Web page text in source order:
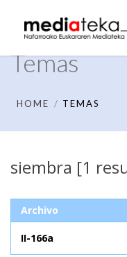
Temas
HOME TEMAS
siembra [1
Archivo
II-166a